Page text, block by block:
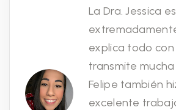
La Dra. Jessica es
explica todo
transmite
Felipe también
excelente